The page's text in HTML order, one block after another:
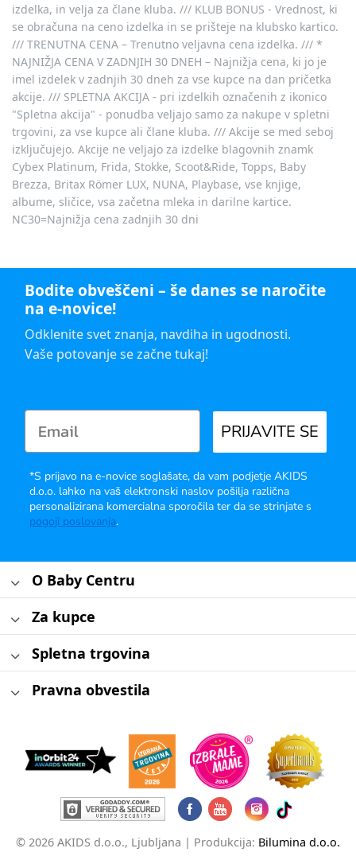
izdelka, in velja za člane kluba. /// KLUB BONUS - Vrednost, ki
se obračuna na ceno izdelka in se prišteje na klubsko kartico.
/// TRENUTNA CENA – Trenutno veljavna cena izdelka. /// *
NAJNIŽJA CENA V ZADNJIH 30 DNEH – Najnižja cena, ki jo je
imel izdelek v zadnjih 30 dneh za vse kupce na dan pričetka
akcije. /// SPLETNA AKCIJA - pri izdelkih označenih z ikonico
"Spletna akcija" - ponudba veljajo samo za nakupe v spletni
trgovini, za vse kupce ali člane kluba. /// Akcije se med seboj
izključujejo. Akcije ne veljajo za izdelke blagovnih znamk
Cybex Platinum, Frida, Stokke, Scoot&Ride, Topps, Baby
Brezza, Britax Römer LUX, NUNA, Playbase, vse knjige,
albume, sličice, vsa začetna mleka in darilne kartice.
NC30=Najnižja cena zadnjih 30 dni
Bodite obveščeni – še danes se naročite
na e-novice!
Odklenite svet znanja, navdiha in ugodnosti.
Vaše potovanje se začne tukaj!
PRIJAVITE SE
*S prijavo na e-novice soglašate, da vam podjetje AKIDS
d.o.o. lahko na vaš elektronski naslov pošilja različna
personalizirana komercialna sporočila ter da se strinjate s
pogoji poslovanja.
O Baby Centru
Za kupce
Spletna trgovina
Pravna obvestila
© 2026 AKIDS d.o.o., Ljubljana | Produkcija: Bilumina d.o.o.